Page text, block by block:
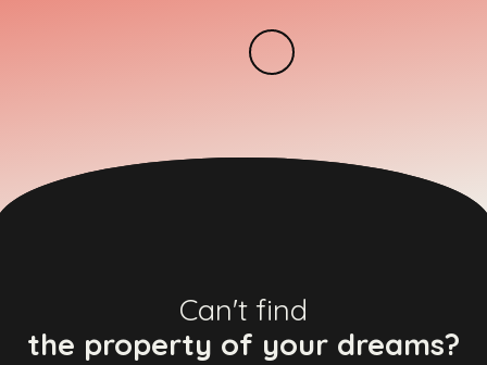
Can't find
the property of your dreams?